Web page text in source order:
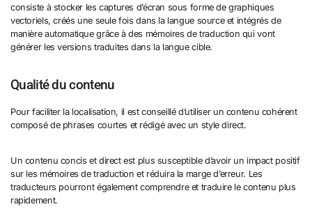
consiste à stocker les captures d’écran sous forme de graphiques
vectoriels, créés une seule fois dans la langue source et intégrés de
manière automatique grâce à des mémoires de traduction qui vont
générer les versions traduites dans la langue cible.
Qualité du contenu
Pour faciliter la localisation, il est conseillé d’utiliser un contenu cohérent
composé de phrases courtes et rédigé avec un style direct.
Un contenu concis et direct est plus susceptible d’avoir un impact positif
sur les mémoires de traduction et réduira la marge d’erreur. Les
traducteurs pourront également comprendre et traduire le contenu plus
rapidement.